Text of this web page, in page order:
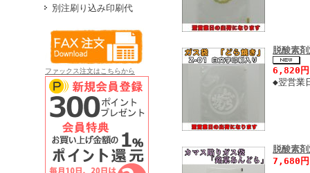
別注刷り込み印刷代
ファックス注文はこちらから
脱酸素
6,820
◆翌営業
脱酸素
7,680